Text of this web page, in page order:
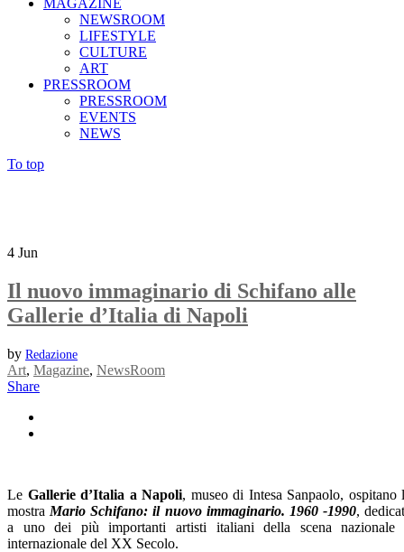
MAGAZINE
NEWSROOM
LIFESTYLE
CULTURE
ART
PRESSROOM
PRESSROOM
EVENTS
NEWS
To top
4 Jun
Il nuovo immaginario di Schifano alle
Gallerie d’Italia di Napoli
by Redazione
Art, Magazine, NewsRoom
Share
Le Gallerie d’Italia a Napoli, museo di Intesa Sanpaolo, ospitano
mostra Mario Schifano: il nuovo immaginario. 1960 -1990,
a uno dei più importanti artisti italiani della scena nazionale
internazionale del XX Secolo.